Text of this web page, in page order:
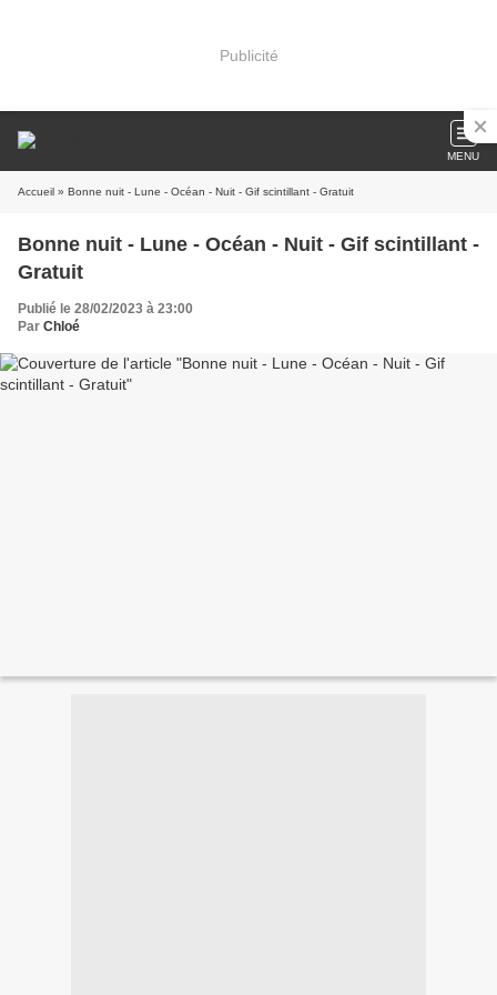
Publicité
MENU
Accueil » Bonne nuit - Lune - Océan - Nuit - Gif scintillant - Gratuit
Bonne nuit - Lune - Océan - Nuit - Gif scintillant -
Gratuit
Publié le 28/02/2023 à 23:00
Par Chloé